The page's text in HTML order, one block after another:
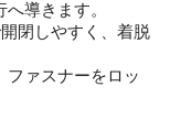
導きます。
閉しやすく、着脱
ファスナーをロッ